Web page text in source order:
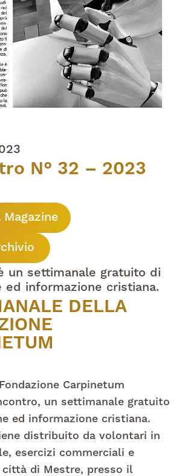
un settimanale gratuito di
ed informazione cristiana.
DELLA
Carpinetum
un settimanale gratuito
ed informazione cristiana.
distribuito da volontari in
esercizi commerciali e
città di Mestre, presso il
N° 32 – 2023